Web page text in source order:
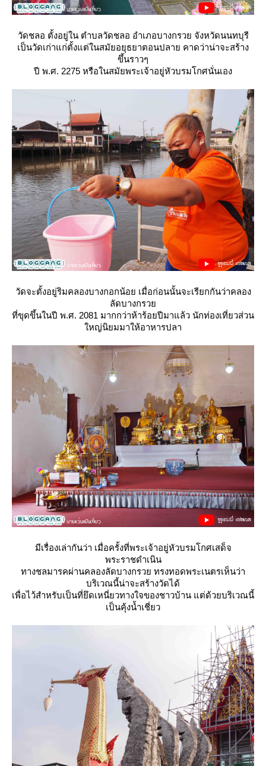
วัดชลอ ตั้งอยู่ใน ตำบลวัดชลอ อำเภอบางกรวย จังหวัดนนทบุรี
เป็นวัดเก่าแก่ตั้งแต่ในสมัยอยุธยาตอนปลาย คาดว่าน่าจะสร้าง
ขึ้นราวๆ
ปี พ.ศ. 2275 หรือในสมัยพระเจ้าอยู่หัวบรมโกศนั่นเอง
วัดจะตั้งอยู่ริมคลองบางกอกน้อย เมื่อก่อนนั้นจะเรียกกันว่าคลอง
ลัดบางกรว
ที่ขุดขึ้นในปี พ.ศ. 2081 มากกว่าห้าร้อยปีมาแล้ว นักท่องเที่ยวส่วน
หญ่นิยมมาให้อาหารปลา
มีเรื่องเล่ากันว่า เมื่อครั้งที่พระเจ้าอยู่หัวบรมโกศเสด็จ
พระราชดำเนิน
ทางชลมารคผ่านคลองลัดบางกรวย ทรงทอดพระเนตรเห็นว่า
บริเวณนี้น่าจะสร้างวัดได้
เพื่อไว้สำหรับเป็นที่ยึดเหนี่ยวทางใจของชาวบ้าน แต่ด้วยบริเวณนี้
เป็นคุ้งน้ำเชี่ยว